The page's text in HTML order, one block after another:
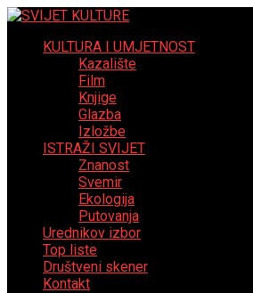
KULTURA I UMJETNOST
Kazalište
Film
Knjige
Glazba
Izložbe
ISTRAŽI SVIJET
Znanost
Svemir
Ekologija
Putovanja
Urednikov izbor
Top liste
Društveni skener
Kontakt